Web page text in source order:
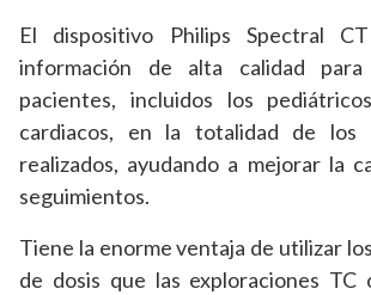
El dispositivo Philips Spectral
información de alta calidad
pacientes, incluidos los
cardiacos, en la totalidad de los
realizados, ayudando a mejorar la
seguimientos.
Tiene la enorme ventaja de utilizar
de dosis que las exploraciones TC